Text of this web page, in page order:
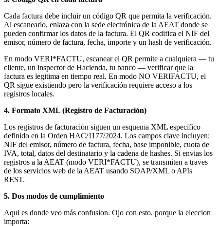
Cada factura debe incluir un código QR que permita la verificación.
Al escanearlo, enlaza con la sede electrónica de la AEAT donde se
pueden confirmar los datos de la factura. El QR codifica el NIF del
emisor, número de factura, fecha, importe y un hash de verificación.
En modo VERI*FACTU, escanear el QR permite a cualquiera — tu
cliente, un inspector de Hacienda, tu banco — verificar que la
factura es legitima en tiempo real. En modo NO VERIFACTU, el
QR sigue existiendo pero la verificación requiere acceso a los
registros locales.
4. Formato XML (Registro de Facturación)
Los registros de facturación siguen un esquema XML específico
definido en la Orden HAC/1177/2024. Los campos clave incluyen:
NIF del emisor, número de factura, fecha, base imponible, cuota de
IVA, total, datos del destinatario y la cadena de hashes. Si envias los
registros a la AEAT (modo VERI*FACTU), se transmiten a traves
de los servicios web de la AEAT usando SOAP/XML o APIs
REST.
5. Dos modos de cumplimiento
Aqui es donde veo más confusion. Ojo con esto, porque la eleccion
importa: